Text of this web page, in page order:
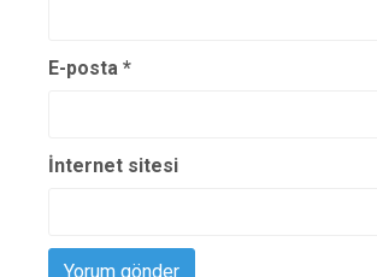
E-posta *
İnternet sitesi